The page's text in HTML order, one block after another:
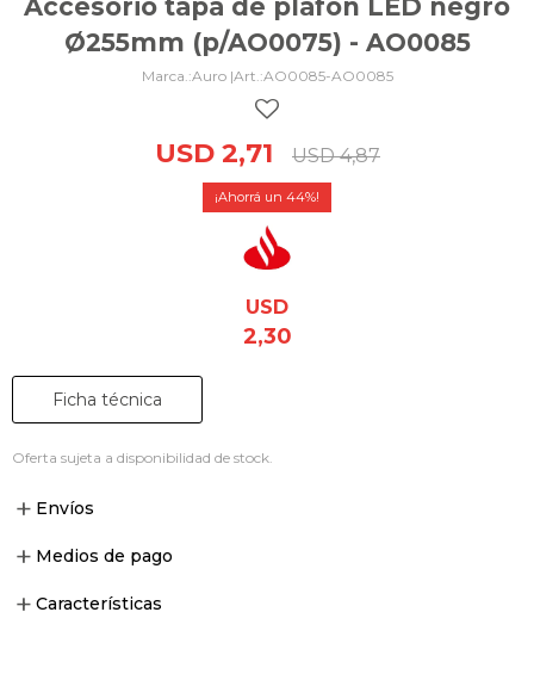
Accesorio tapa de plafon LED negro
Ø255mm (p/AO0075) - AO0085
Auro | AO0085-AO0085
USD 2,71 USD 4,87
44
USD
2,30
Ficha técnica
Oferta sujeta a disponibilidad de stock.
Envíos
Medios de pago
Características